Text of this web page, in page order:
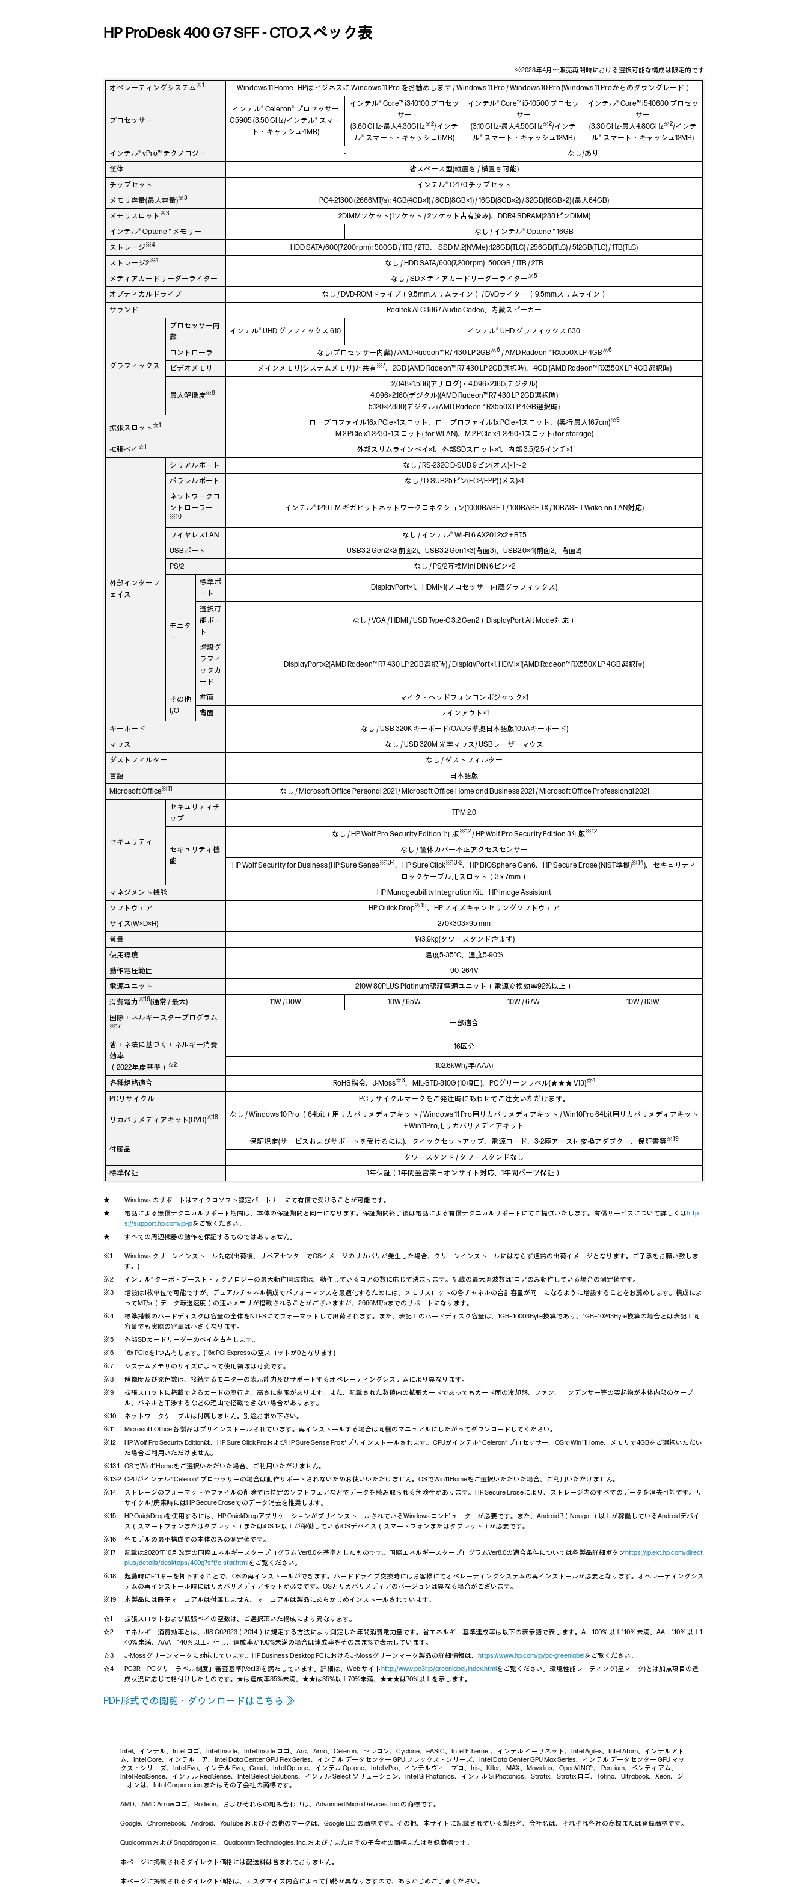
HP ProDesk 400 G7 SFF - CTOスペック表
※2023年4月～販売再開時における選択可能な構成は限定的です
オペレーティングシステム※1 Windows 11 Home - HPはビジネスに Windows 11 Pro をお勧めします / Windows 11 Pro / Windows 10 Pro (Windows 11 Proからのダウングレード）
プロセッサー
インテル® Celeron® プロセッサー
G5905 (3.50 GHz/インテル® スマー
ト・キャッシュ4MB)
インテル® Core™ i3-10100 プロセッ
サー
(3.60 GHz-最大4.30GHz※2/インテ
ル® スマート・キャッシュ6MB)
インテル® Core™ i5-10500 プロセッ
サー
(3.10 GHz-最大4.50GHz※2/インテ
ル® スマート・キャッシュ12MB)
インテル® Core™ i5-10600 プロセッ
サー
(3.30 GHz-最大4.80GHz※2/インテ
ル® スマート・キャッシュ12MB)
インテル® vPro™ テクノロジー
-
なし/あり
筐体
省スペース型(縦置き / 横置き可能)
チップセット
インテル® Q470 チップセット
メモリ容量(最大容量)※3
PC4-21300 (2666MT/s) : 4GB(4GB×1) / 8GB(8GB×1) / 16GB(8GB×2) / 32GB(16GB×2) (最大64GB)
メモリスロット ※3
2DIMMソケット(1ソケット / 2ソケット占有済み)、DDR4 SDRAM(288ピンDIMM)
インテル® Optane™ メモリー
-
なし / インテル® Optane™ 16GB
ストレージ※4
HDD SATA/600(7,200rpm) : 500GB / 1TB / 2TB、 SSD M.2(NVMe) :128GB(TLC) / 256GB(TLC) / 512GB(TLC) / 1TB(TLC)
ストレージ2※4
なし / HDD SATA/600(7,200rpm) : 500GB / 1TB / 2TB
メディアカードリーダーライター
なし / SDメディアカードリーダーライター※5
オプティカルドライブ
なし / DVD-ROMドライブ（9.5mmスリムライン） / DVDライター（9.5mmスリムライン）
サウンド
Realtek ALC3867 Audio Codec、内蔵スピーカー
グラフィックス
プロセッサー内
蔵
インテル® UHD グラフィックス 610 インテル® UHD グラフィックス 630
コントローラ なし(プロセッサー内蔵) / AMD Radeon™ R7 430 LP 2GB※6/ AMD Radeon™ RX550X LP 4GB※6
ビデオメモリ メインメモリ(システムメモリ)と共有※7、2GB (AMD Radeon™ R7 430 LP 2GB選択時)、4GB (AMD Radeon™ RX550X LP 4GB選択時)
最大解像度※8
2,048×1,536(アナログ)・4,096×2,160(デジタル)
4,096×2,160(デジタル)(AMD Radeon™ R7 430 LP 2GB選択時)
5,120×2,880(デジタル)(AMD Radeon™ RX550X LP 4GB選択時)
拡張スロット☆1 ロープロファイル16x PCIe×1スロット、ロープロファイル1x PCIe×1スロット、(奥行最大16.7cm)※9
M.2 PCIe x1-2230×1スロット( for WLAN)、M.2 PCIe x4-2280×1スロット(for storage)
拡張ベイ ☆1 外部スリムラインベイ×1、外部SDスロット×1、内部 3.5/2.5インチ×1
外部インターフ
ェイス
シリアルポート
なし / RS-232C D-SUB 9ピン(オス)×1～2
パラレルポート
なし / D-SUB25ピン(ECP/EPP) (メス)×1
ネットワークコ
ントローラー
※10
インテル® I219-LM ギガビットネットワークコネクション(1000BASE-T / 100BASE-TX / 10BASE-T Wake-on-LAN対応)
ワイヤレスLAN
なし / インテル® Wi-Fi 6 AX201 2x2 + BT5
USBポート
USB3.2 Gen2×2(前面2)、USB3.2 Gen1×3(背面3)、USB2.0×4(前面2、背面2)
PS/2
なし / PS/2互換Mini DIN 6ピン×2
モニタ
ー
標準ポ
ート
DisplayPort×1、HDMI×1(プロセッサー内蔵グラフィックス)
選択可
能ポー
ト
なし / VGA / HDMI / USB Type-C 3.2 Gen2（DisplayPort Alt Mode対応）
増設グ
ラフィ
ックカ
ード
DisplayPort×2(AMD Radeon™ R7 430 LP 2GB選択時) / DisplayPort×1, HDMI×1(AMD Radeon™ RX550X LP 4GB選択時)
その他
I/O
前面
マイク・ヘッドフォンコンボジャック×1
背面
ラインアウト×1
キーボード
なし / USB 320K キーボード(OADG準拠日本語版109Aキーボード)
マウス
なし / USB 320M 光学マウス/ USBレーザーマウス
ダストフィルター
なし / ダストフィルター
言語
日本語版
Microsoft Office※11 なし / Microsoft Office Personal 2021 / Microsoft Office Home and Business 2021 / Microsoft Office Professional 2021
セキュリティ
セキュリティチ
ップ
TPM 2.0
セキュリティ機
能
なし / HP Wolf Pro Security Edition 1年版※12/ HP Wolf Pro Security Edition 3年版※12
なし / 筐体カバー不正アクセスセンサー
HP Wolf Security for Business (HP Sure Sense※13-1、HP Sure Click※13-2、HP BIOSphere Gen6、HP Secure Erase (NIST準拠)※14)、セキュリティ
ロックケーブル用スロット（3 x 7mm）
マネジメント機能
HP Manageability Integration Kit、HP Image Assistant
ソフトウェア
HP Quick Drop※15、HP ノイズキャンセリングソフトウェア
サイズ(W×D×H)
270×303×95 mm
質量
約3.9kg(タワースタンド含まず)
使用環境
温度5-35°C、湿度5-90%
動作電圧範囲
90- 264V
電源ユニット
210W 80PLUS Platinum認証電源ユニット（電源変換効率92%以上）
消費電力※16(通常 / 最大) 11W / 30W 10W / 65W 10W / 67W
10W / 83W
国際エネルギースタープログラム
※17 一部適合
省エネ法に基づくエネルギー消費
効率
（2022年度基準） ☆2
16区分
102.6kWh/年(AAA)
各種規格適合
RoHS指令、J-Moss☆3、MIL-STD-810G (10項目)、PCグリーンラベル(★★★ V13)☆4
PCリサイクル PCリサイクルマークをご発注時にあわせてご注文いただけます。
リカバリメディアキット(DVD)※18
なし / Windows 10 Pro （64bit）用リカバリメディアキット / Windows 11 Pro用リカバリメディアキット / Win10Pro 64bit用リカバリメディアキット
+ Win11Pro用リカバリメディアキット
付属品
保証規定(サービスおよびサポートを受けるには)、クイックセットアップ、電源コード、3-2極アース付変換アダプター、保証書等※19
タワースタンド / タワースタンドなし
標準保証
1年保証（1年間翌営業日オンサイト対応、1年間パーツ保証）
Windows のサポートはマイクロソフト認定パートナーにて有償で受けることが可能です。
電話による無償テクニカルサポート期間は、本体の保証期間と同一になります。保証期間終了後は電話による有償テクニカルサポートにてご提供いたします。有償サービスについて詳しくはhttp
s://support.hp.com/jp-jaをご覧ください。
すべての周辺機器の動作を保証するものではありません。
Windows クリーンインストール対応(出荷後、リペアセンターでOSイメージのリカバリが発生した場合、クリーンインストールにはならず通常の出荷イメージとなります。ご了承をお願い致しま
す。)
インテル® ターボ・ブースト・テクノロジーの最大動作周波数は、動作しているコアの数に応じて決まります。記載の最大周波数は1コアのみ動作している場合の測定値です。
増設は1枚単位で可能ですが、デュアルチャネル構成でパフォーマンスを最適化するためには、メモリスロットの各チャネルの合計容量が同一になるように増設することをお薦めします。構成によ
ってMT/s （データ転送速度）の速いメモリが搭載されることがございますが、2666MT/sまでのサポートになります。
標準搭載のハードディスクは容量の全体をNTFSにてフォーマットして出荷されます。また、表記上のハードディスク容量は、1GB=10003Byte換算であり、1GB=10243Byte換算の場合とは表記上同
容量でも実際の容量は小さくなります。
外部SDカードリーダーのベイを占有します。
16x PCIeを1つ占有します。(16x PCI Expressの空スロットが0となります)
システムメモリのサイズによって使用領域は可変です。
解像度及び発色数は、接続するモニターの表示能力及びサポートするオペレーティングシステムにより異なります。
拡張スロットに搭載できるカードの奥行き、高さに制限があります。また、記載された数値内の拡張カードであってもカード面の冷却盤、ファン、コンデンサー等の突起物が本体内部のケーブ
ル、パネルと干渉するなどの理由で搭載できない場合があります。
ネットワークケーブルは付属しません。別途お求め下さい。
Microsoft Office 各製品はプリインストールされています。再インストールする場合は同梱のマニュアルにしたがってダウンロードしてください。
HP Wolf Pro Security Editionは、HP Sure Click ProおよびHP Sure Sense Proがプリインストールされます。CPUがインテル® Celeron® プロセッサー、OSでWin11Home、メモリで4GBをご選択いただい
た場合ご利用いただけません。
OSでWin11Homeをご選択いただいた場合、ご利用いただけません。
CPUがインテル® Celeron® プロセッサーの場合は動作サポートされないためお使いいただけません。OSでWin11Homeをご選択いただいた場合、ご利用いただけません。
ストレージのフォーマットやファイルの削除では特定のソフトウェアなどでデータを読み取られる危険性があります。HP Secure Eraseにより、ストレージ内のすべてのデータを消去可能です。リ
サイクル/廃棄時にはHP Secure Eraseでのデータ消去を推奨します。
HP QuickDropを使用するには、HP QuickDropアプリケーションがプリインストールされているWindows コンピューターが必要です。また、Android 7（Nougat）以上が稼働しているAndroidデバイ
ス（スマートフォンまたはタブレット）またはiOS 12以上が稼働しているiOSデバイス（スマートフォンまたはタブレット）が必要です。
各モデルの最小構成での本体のみの測定値です。
記載は2020年10月改定の国際エネルギースタープログラム Ver8.0を基準としたものです。国際エネルギースタープログラムVer8.0の適合条件については各製品詳細ボタンhttps://jp.ext.hp.com/direct
plus/details/desktops/400g7sff/e-star.htmlをご覧ください。
起動時にF11キーを押下することで、OSの再インストールができます。ハードドライブ交換時にはお客様にてオペレーティングシステムの再インストールが必要となります。オペレーティングシス
テムの再インストール時にはリカバリメディアキットが必要です。OSとリカバリメディアのバージョンは異なる場合がございます。
本製品には冊子マニュアルは付属しません。マニュアルは製品にあらかじめインストールされています。
拡張スロットおよび拡張ベイの空数は、ご選択頂いた構成により異なります。
エネルギー消費効率とは、JIS C62623（2014）に規定する方法により測定した年間消費電力量です。省エネルギー基準達成率は以下の表示語で表します。A：100％以上110％未満、AA：110％以上1
40％未満、AAA：140％以上。但し、達成率が100%未満の場合は達成率をそのまま%で表示しています。
J-Mossグリーンマークに対応しています。HP Business Desktop PCにおけるJ-Mossグリーンマーク製品の詳細情報は、 https://www.hp.com/jp/pc-greenlabelをご覧ください。
PC3R「PCグリーラベル制度」審査基準(Ver.13)を満たしています。詳細は、Web サイトhttp://www.pc3r.jp/greenlabel/index.htmlをご覧ください。環境性能レーティング(星マーク)とは加点項目の達
成状況に応じて格付けしたものです。★は達成率35%未満、★★は35%以上70%未満、★★★は70%以上を示します。
PDF形式での閲覧・ダウンロードはこちら ≫
Intel、インテル、Intel ロゴ、Intel Inside、Intel Inside ロゴ、Arc、Arria、Celeron、セレロン、Cyclone、eASIC、Intel Ethernet、インテル イーサネット、Intel Agilex、Intel Atom、インテルアト
ム、Intel Core、インテルコア、Intel Data Center GPU Flex Series、インテル データセンター GPU フレックス・シリーズ、Intel Data Center GPU Max Series、インテル データセンター GPU マッ
クス・シリーズ、Intel Evo、インテル Evo、Gaudi、Intel Optane、インテル Optane、Intel vPro、インテルヴィープロ、Iris、Killer、MAX、Movidius、OpenVINO™、 Pentium、ペンティアム、
Intel RealSense、インテル RealSense、Intel Select Solutions、インテル Select ソリューション、Intel Si Photonics、インテル Si Photonics、Stratix、Stratix ロゴ、Tofino、Ultrabook、Xeon、ジ
ーオンは、Intel Corporation またはその子会社の商標です。
AMD、AMD Arrowロゴ、Radeon、およびそれらの組み合わせは、Advanced Micro Devices, Inc.の商標です。
Google、Chromebook、Android、YouTube およびその他のマークは、Google LLC の商標です。その他、本サイトに記載されている製品名、会社名は、それぞれ各社の商標または登録商標です。
Qualcomm および Snapdragon は、Qualcomm Technologies, Inc. および／またはその子会社の商標または登録商標です。
本ページに掲載されるダイレクト価格には配送料は含まれておりません。
本ページに掲載されるダイレクト価格は、カスタマイズ内容によって価格が異なりますので、あらかじめご了承ください。